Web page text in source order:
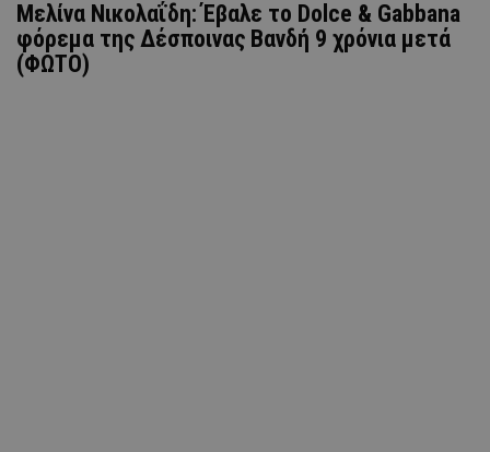
Μελίνα Νικολαΐδη: Έβαλε το Dolce & Gabbana
φόρεμα της Δέσποινας Βανδή 9 χρόνια μετά
(ΦΩΤΟ)